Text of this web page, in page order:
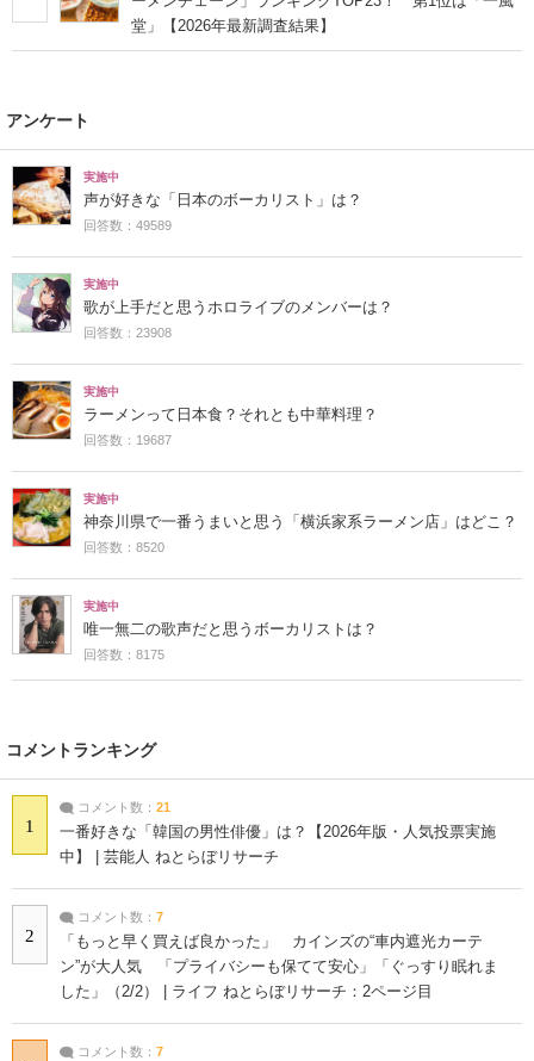
堂」【2026年最新調査結果】
アンケート
実施中
声が好きな「日本のボーカリスト」は？
回答数：49589
実施中
歌が上手だと思うホロライブのメンバーは？
回答数：23908
実施中
ラーメンって日本食？それとも中華料理？
回答数：19687
実施中
神奈川県で一番うまいと思う「横浜家系ラーメン店」はどこ？
回答数：8520
実施中
唯一無二の歌声だと思うボーカリストは？
回答数：8175
コメントランキング
1
コメント数： 21
一番好きな「韓国の男性俳優」は？【2026年版・人気投票実施
中】 | 芸能人 ねとらぼリサーチ
2
コメント数： 7
「もっと早く買えば良かった」 カインズの“車内遮光カーテ
ン”が大人気 「プライバシーも保てて安心」「ぐっすり眠れま
した」（2/2） | ライフ ねとらぼリサーチ：2ページ目
コメント数： 7